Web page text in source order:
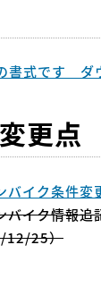
書式です ダ
更点
イク条件変
バイク情報
12/25）